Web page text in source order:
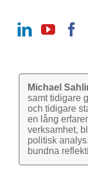
Michael
samt tidigare
och tidigare
en lång
verk­samhet,
politisk
bundna